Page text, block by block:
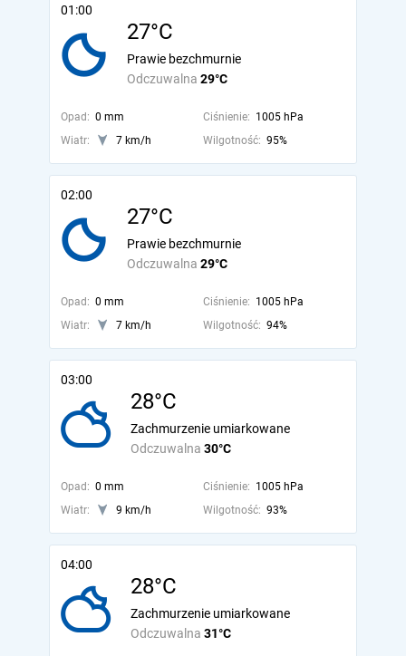
01:00
27°C
Odczuwalna 29°C
Prawie bezchmurnie
Opad: 0 mm Ciśnienie: 1005 hPa
Wiatr:
7 km/h Wilgotność: 95%
02:00
27°C
Odczuwalna 29°C
Prawie bezchmurnie
Opad: 0 mm Ciśnienie: 1005 hPa
Wiatr:
7 km/h Wilgotność: 94%
03:00
28°C
Odczuwalna 30°C
Zachmurzenie umiarkowane
Opad: 0 mm Ciśnienie: 1005 hPa
Wiatr:
9 km/h Wilgotność: 93%
04:00
28°C
Odczuwalna 31°C
Zachmurzenie umiarkowane